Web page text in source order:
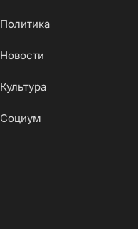
Политика
Новости
Культура
Социум